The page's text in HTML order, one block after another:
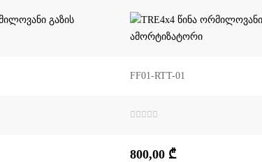
FF01-RTT-01
დან
800,00 ₾